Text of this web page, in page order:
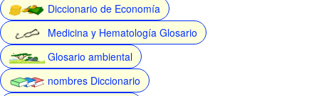
Diccionario de Economía
Medicina y Hematología Glosario
Glosario ambiental
nombres Diccionario